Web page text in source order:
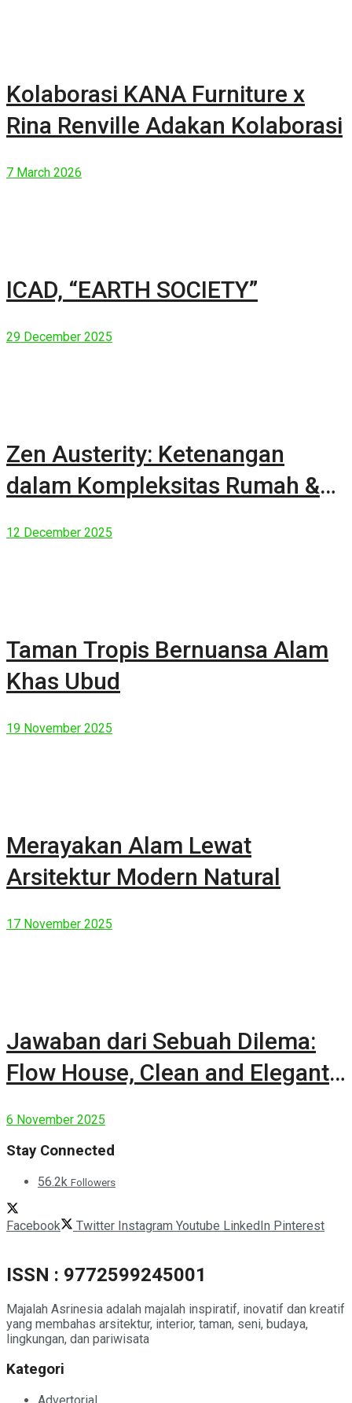
Kolaborasi KANA Furniture x
Rina Renville Adakan Kolaborasi
7 March 2026
ICAD, “EARTH SOCIETY”
29 December 2025
Zen Austerity: Ketenangan
dalam Kompleksitas Rumah &
12 December 2025
Taman Tropis Bernuansa Alam
Khas Ubud
19 November 2025
Merayakan Alam Lewat
Arsitektur Modern Natural
17 November 2025
Jawaban dari Sebuah Dilema:
Flow House, Clean and Elegant
6 November 2025
Stay Connected
56.2k Followers
Facebook Twitter Instagram Youtube LinkedIn Pinterest
ISSN : 9772599245001
Majalah Asrinesia adalah majalah inspiratif, inovatif dan kreatif
yang membahas arsitektur, interior, taman, seni, budaya,
lingkungan, dan pariwisata
Kategori